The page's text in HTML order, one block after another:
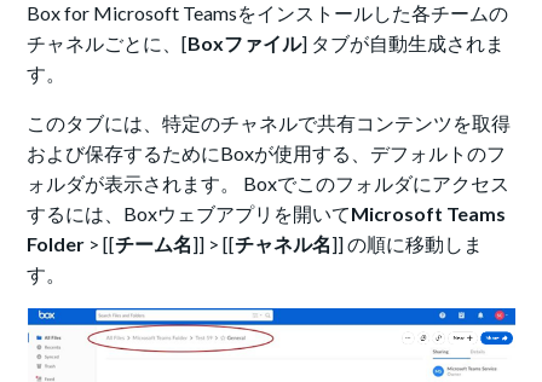
Box for Microsoft Teamsをインストールした各チームの
チャネルごとに、[Boxファイル] タブが自動生成されま
す。
このタブには、特定のチャネルで共有コンテンツを取得
および保存するためにBoxが使用する、デフォルトのフ
ォルダが表示されます。 Boxでこのフォルダにアクセス
するには、Boxウェブアプリを開いてMicrosoft Teams
Folder > [[チーム名]] > [[チャネル名]] の順に移動しま
す。